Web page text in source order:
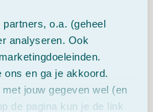
o.a. (geheel
analyseren. Ook
en ga je akkoord.
jouw gegeven wel (en
de pagina kun je de link